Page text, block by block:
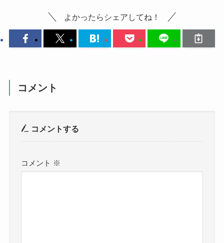
よかったらシェアしてね！
コメント
コメントする
コメント ※